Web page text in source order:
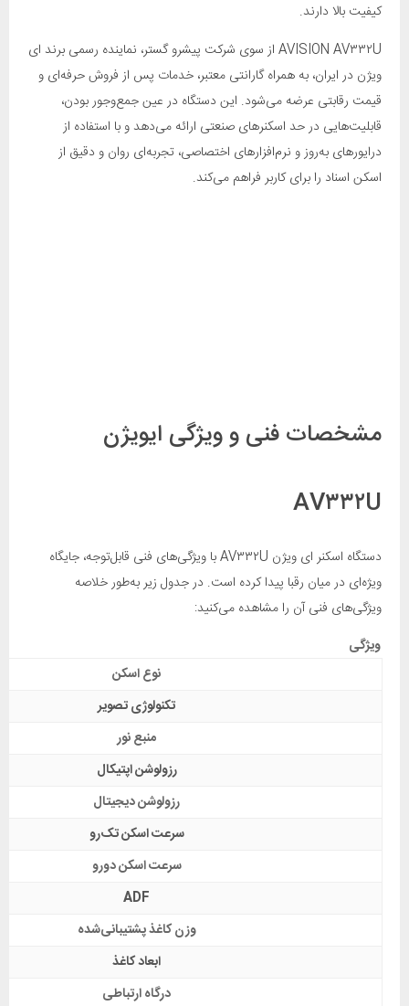
کیفیت بالا دارند.
AVISION AV۳۳۲U از سوی شرکت پیشرو گستر، نماینده رسمی برند ای
ویژن در ایران، به همراه گارانتی معتبر، خدمات پس از فروش حرفه‌ای و
قیمت رقابتی عرضه می‌شود. این دستگاه در عین جمع‌وجور بودن،
قابلیت‌هایی در حد اسکنرهای صنعتی ارائه می‌دهد و با استفاده از
درایورهای به‌روز و نرم‌افزارهای اختصاصی، تجربه‌ای روان و دقیق از
اسکن اسناد را برای کاربر فراهم می‌کند.
مشخصات فنی و ویژگی ایویژن
AV۳۳۲U
دستگاه اسکنر ای ویژن AV۳۳۲U با ویژگی‌های فنی قابل‌توجه، جایگاه
ویژه‌ای در میان رقبا پیدا کرده است. در جدول زیر به‌طور خلاصه
ویژگی‌های فنی آن را مشاهده می‌کنید:
ویژگی
نوع اسکن
تکنولوژی تصویر
منبع نور
رزولوشن اپتیکال
رزولوشن دیجیتال
سرعت اسکن تک‌رو
سرعت اسکن دورو
ADF
وزن کاغذ پشتیبانی‌شده
ابعاد کاغذ
درگاه ارتباطی